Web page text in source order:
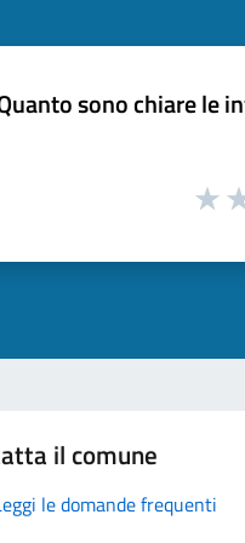
sono chiare le
il comune
le domande frequenti